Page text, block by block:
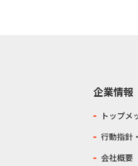
企業情報
トップメ
行動指針
会社概要